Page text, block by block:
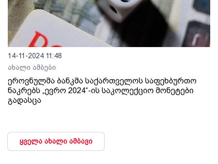
14-11-2024 11:48
ახალი ამბები
ეროვნულმა ბანკმა საქართველოს საფეხბურთო
ნაკრებს „ევრო 2024“-ის საკოლექციო მონეტები
გადასცა
ყველა ახალი ამბავი